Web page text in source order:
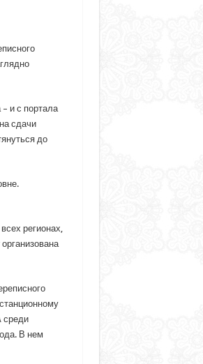
и с портала
сдачи
до
регионах,
среди
В нем